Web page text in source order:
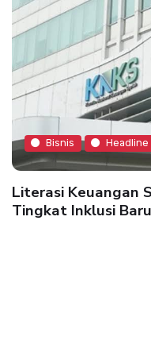
Bisnis Headline
Literasi Keuangan
Tingkat Inklusi